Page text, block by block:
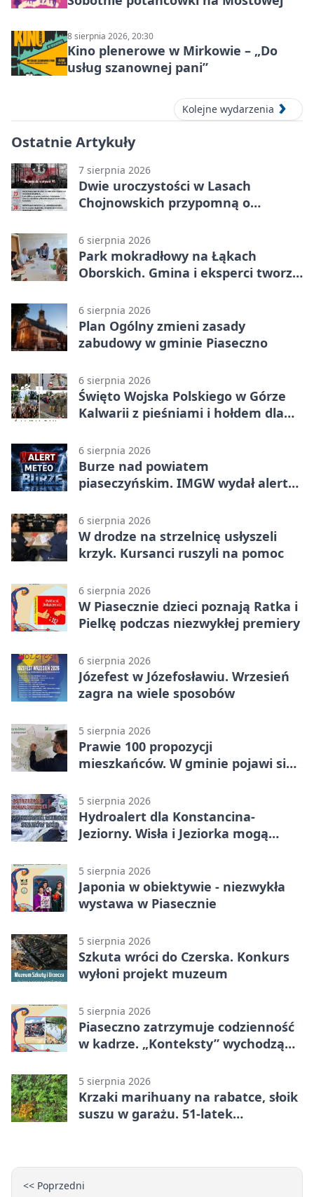
8 sierpnia 2026, 20:30
Kino plenerowe w Mirkowie – „Do
usług szanownej pani”
Kolejne wydarzenia
Ostatnie Artykuły
7 sierpnia 2026
Dwie uroczystości w Lasach
Chojnowskich przypomną o
6 sierpnia 2026
Park mokradłowy na Łąkach
Oborskich. Gmina i eksperci tworzą
6 sierpnia 2026
Plan Ogólny zmieni zasady
zabudowy w gminie Piaseczno
6 sierpnia 2026
Święto Wojska Polskiego w Górze
Kalwarii z pieśniami i hołdem dla
6 sierpnia 2026
Burze nad powiatem
piaseczyńskim. IMGW wydał alert
6 sierpnia 2026
W drodze na strzelnicę usłyszeli
krzyk. Kursanci ruszyli na pomoc
6 sierpnia 2026
W Piasecznie dzieci poznają Ratka i
Pielkę podczas niezwykłej premiery
6 sierpnia 2026
Józefest w Józefosławiu. Wrzesień
zagra na wiele sposobów
5 sierpnia 2026
Prawie 100 propozycji
mieszkańców. W gminie pojawi się
5 sierpnia 2026
Hydroalert dla Konstancina-
Jeziorny. Wisła i Jeziorka mogą
5 sierpnia 2026
Japonia w obiektywie - niezwykła
wystawa w Piasecznie
5 sierpnia 2026
Szkuta wróci do Czerska. Konkurs
wyłoni projekt muzeum
5 sierpnia 2026
Piaseczno zatrzymuje codzienność
w kadrze. „Konteksty” wychodzą
5 sierpnia 2026
Krzaki marihuany na rabatce, słoik
suszu w garażu. 51-latek
<< Poprzedni